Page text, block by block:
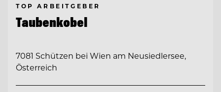
TOP ARBEITGEBER
Taubenkobel
7081 Schützen bei Wien am Neusiedlersee,
Österreich